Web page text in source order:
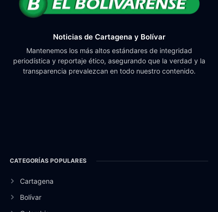
Noticias de Cartagena y Bolívar
Mantenemos los más altos estándares de integridad
periodística y reportaje ético, asegurando que la verdad y la
transparencia prevalezcan en todo nuestro contenido.
CATEGORÍAS POPULARES
Cartagena
Bolívar